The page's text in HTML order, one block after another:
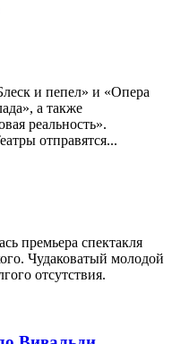
и пепел» и «Опера
а также
реальность».
отправятся...
премьера спектакля
Чудаковатый молодой
отсутствия.